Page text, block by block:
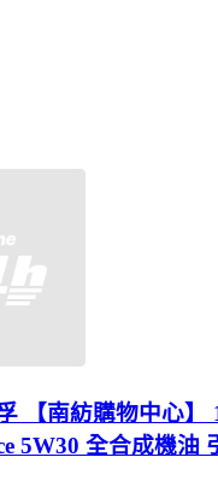
【南紡購物中心】
5W30 全合成機油